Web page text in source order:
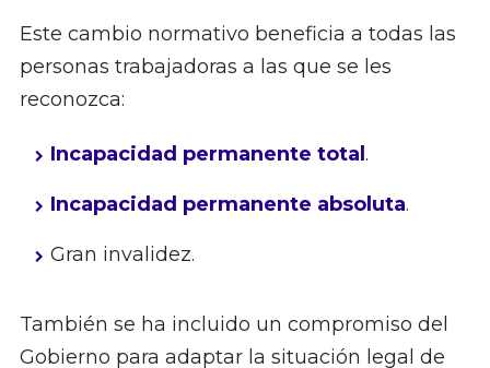
Este cambio normativo beneficia a todas las
personas trabajadoras a las que se les
reconozca:
Incapacidad permanente total .
Incapacidad permanente absoluta.
Gran invalidez.
También se ha incluido un compromiso del
Gobierno para adaptar la situación legal de